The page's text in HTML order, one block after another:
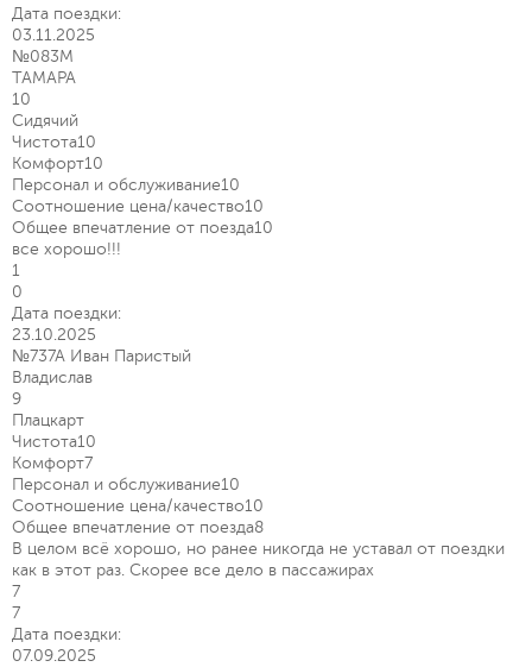
Дата поездки:
03.11.2025
№083М
ТАМАРА
10
Сидячий
Чистота10
Комфорт10
Персонал и обслуживание10
Соотношение цена/качество10
Общее впечатление от поезда10
все хорошо!!!
1
0
Дата поездки:
23.10.2025
№737А Иван Паристый
Владислав
9
Плацкарт
Чистота10
Комфорт7
Персонал и обслуживание10
Соотношение цена/качество10
Общее впечатление от поезда8
В целом всё хорошо, но ранее никогда не уставал от поездки
как в этот раз. Скорее все дело в пассажирах
7
7
Дата поездки:
07.09.2025